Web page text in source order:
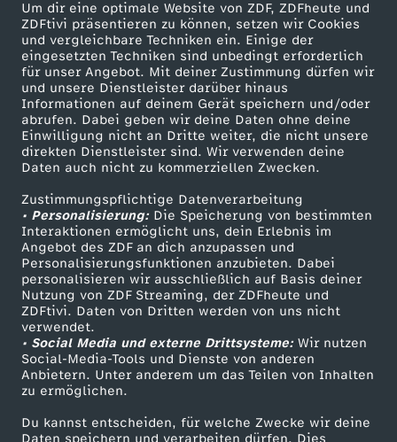
Um dir eine optimale Website von ZDF, ZDFheute und
ZDFtivi präsentieren zu können, setzen wir Cookies
und vergleichbare Techniken ein. Einige der
eingesetzten Techniken sind unbedingt erforderlich
für unser Angebot. Mit deiner Zustimmung dürfen wir
und unsere Dienstleister darüber hinaus
Informationen auf deinem Gerät speichern und/oder
abrufen. Dabei geben wir deine Daten ohne deine
Einwilligung nicht an Dritte weiter, die nicht unsere
direkten Dienstleister sind. Wir verwenden deine
Daten auch nicht zu kommerziellen Zwecken.
Zustimmungspflichtige Datenverarbeitung
• Personalisierung:Die Speicherung von bestimmten
Interaktionen ermöglicht uns, dein Erlebnis im
Angebot des ZDF an dich anzupassen und
Personalisierungsfunktionen anzubieten. Dabei
personalisieren wir ausschließlich auf Basis deiner
Nutzung von ZDF Streaming, der ZDFheute und
ZDFtivi. Daten von Dritten werden von uns nicht
verwendet.
• Social Media und externe Drittsysteme:Wir nutzen
Social-Media-Tools und Dienste von anderen
Anbietern. Unter anderem um das Teilen von Inhalten
zu ermöglichen.
Du kannst entscheiden, für welche Zwecke wir deine
Daten speichern und verarbeiten dürfen. Dies
E
R
R
D
E
R
R
I
N
G
Mehr ZDF
ZDF-Apps
Smart TV
ZDFtext
Livestreams
Sendungen A-Z
TV-Programm
Service
ZDFmitreden
Kontakt zum ZDF
Tickets
Zuschauerservice
Hilfe
ZDF Unternehmen
Karriere
ZDF goes Schule